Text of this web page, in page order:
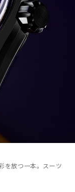
を放つ一本。スーツ